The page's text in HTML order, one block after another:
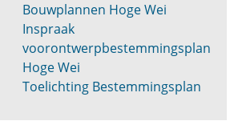
Bouwplannen Hoge Wei
Inspraak
voorontwerpbestemmingsplan
Hoge Wei
Toelichting Bestemmingsplan